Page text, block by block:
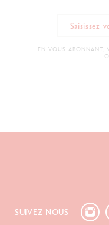
EN VOUS ABONNANT,
SUIVEZ-NOUS